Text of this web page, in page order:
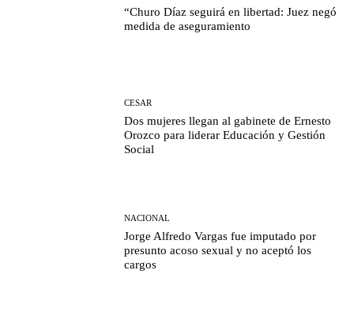
“Churo Díaz seguirá en libertad: Juez negó
medida de aseguramiento
CESAR
Dos mujeres llegan al gabinete de Ernesto
Orozco para liderar Educación y Gestión
Social
NACIONAL
Jorge Alfredo Vargas fue imputado por
presunto acoso sexual y no aceptó los
cargos